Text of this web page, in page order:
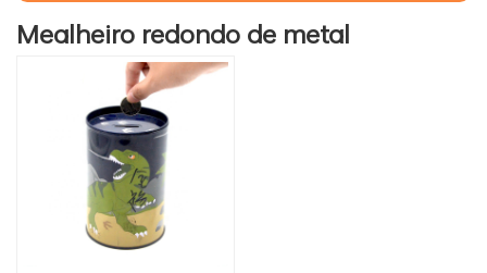
Mealheiro redondo de metal